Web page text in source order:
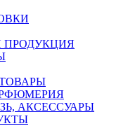
ПРОДУКЦИЯ
АКСЕССУАРЫ